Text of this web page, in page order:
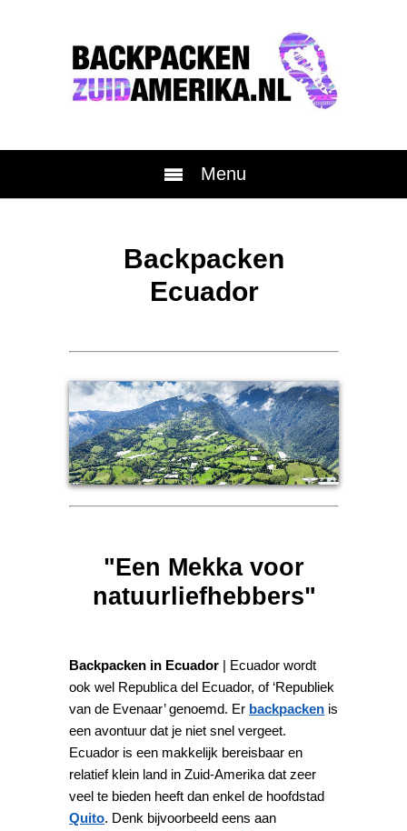
Menu
Backpacken
Ecuador
"Een Mekka voor
natuurliefhebbers"
Backpacken in Ecuador | Ecuador wordt
ook wel Republica del Ecuador, of ‘Republiek
van de Evenaar’ genoemd. Er backpacken is
een avontuur dat je niet snel vergeet.
Ecuador is een makkelijk bereisbaar en
relatief klein land in Zuid-Amerika dat zeer
veel te bieden heeft dan enkel de hoofdstad
Quito. Denk bijvoorbeeld eens aan